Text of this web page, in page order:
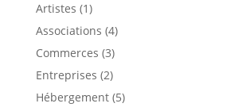
Artistes (1)
Associations (4)
Commerces (3)
Entreprises (2)
Hébergement (5)